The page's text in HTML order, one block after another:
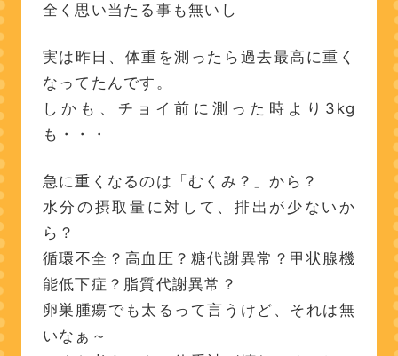
全く思い当たる事も無いし
実は昨日、体重を測ったら過去最高に重く
なってたんです。
しかも、チョイ前に測った時より3kg
も・・・
急に重くなるのは「むくみ？」から？
水分の摂取量に対して、排出が少ないか
ら？
循環不全？高血圧？糖代謝異常？甲状腺機
能低下症？脂質代謝異常？
卵巣腫瘍でも太るって言うけど、それは無
いなぁ～